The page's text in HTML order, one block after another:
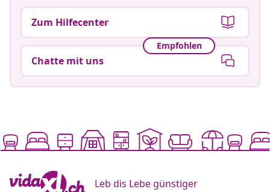
Zum Hilfecenter
Empfohlen
Chatte mit uns
Leb dis Lebe günstiger